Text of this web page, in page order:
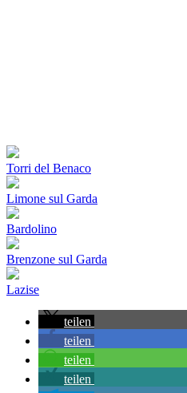
Torri del Benaco
Limone sul Garda
Bardolino
Brenzone sul Garda
Lazise
teilen
teilen
teilen
teilen